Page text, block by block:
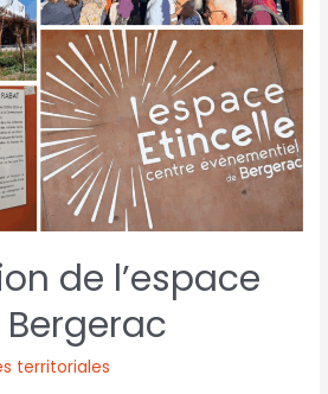
de l’espace
territoriales